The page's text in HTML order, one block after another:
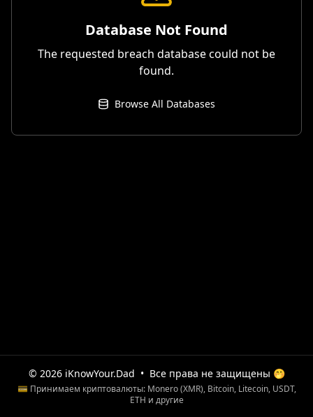
Database Not Found
The requested breach database could not be
found.
Browse All Databases
© 2026 iKnowYour.Dad • Все права не защищены 🤭
💳 Принимаем криптовалюты: Monero (XMR), Bitcoin, Litecoin, USDT,
ETH и другие